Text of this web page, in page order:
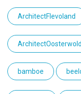
ArchitectFlevoland
ArchitectOosterwold
bamboe